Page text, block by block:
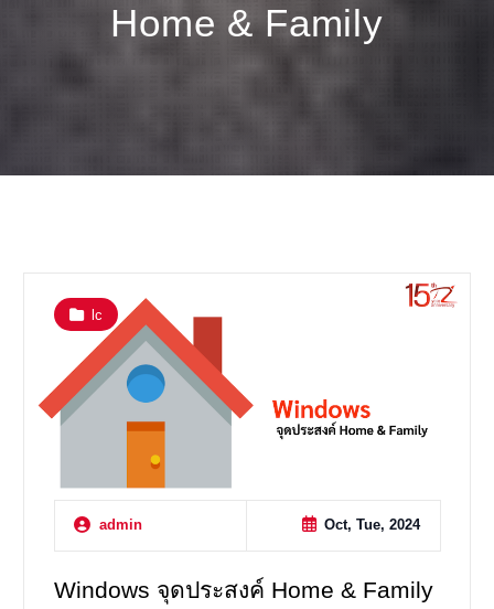
Home & Family
admin Oct, Tue, 2024
lc
Windows จุดประสงค์ Home & Family